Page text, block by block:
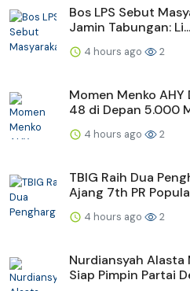
Bos LPS Sebut
Jamin Tabungan: Li...
4 hours ago 2
Momen Menko
48 di Depan 5.000
4 hours ago 2
TBIG Raih Dua
Ajang 7th PR
4 hours ago 2
Nurdiansyah Alasta
Siap Pimpin Partai